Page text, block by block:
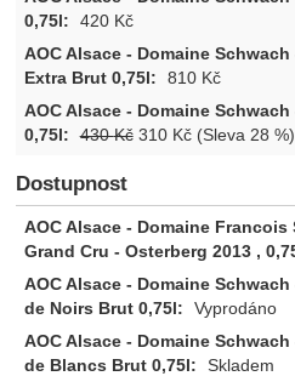
420 Kč
810 Kč
430Kč310 Kč(Sleva 28 %)
Dostupnost
Vyprodáno
Skladem